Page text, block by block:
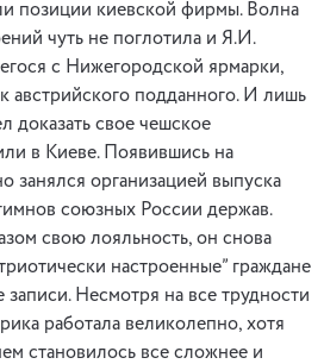
позиции киевской фирмы. Волна
чуть не поглотила и Я.И.
с Нижегородской ярмарки,
австрийского подданного. И лишь
доказать свое чешское
в Киеве. Появившись на
занялся организацией выпуска
союзных России держав.
свою лояльность, он снова
настроенные” граждане
Несмотря на все трудности
работала великолепно, хотя
становилось все сложнее и